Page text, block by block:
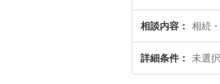
相談内容 相続
詳細条件 未選択